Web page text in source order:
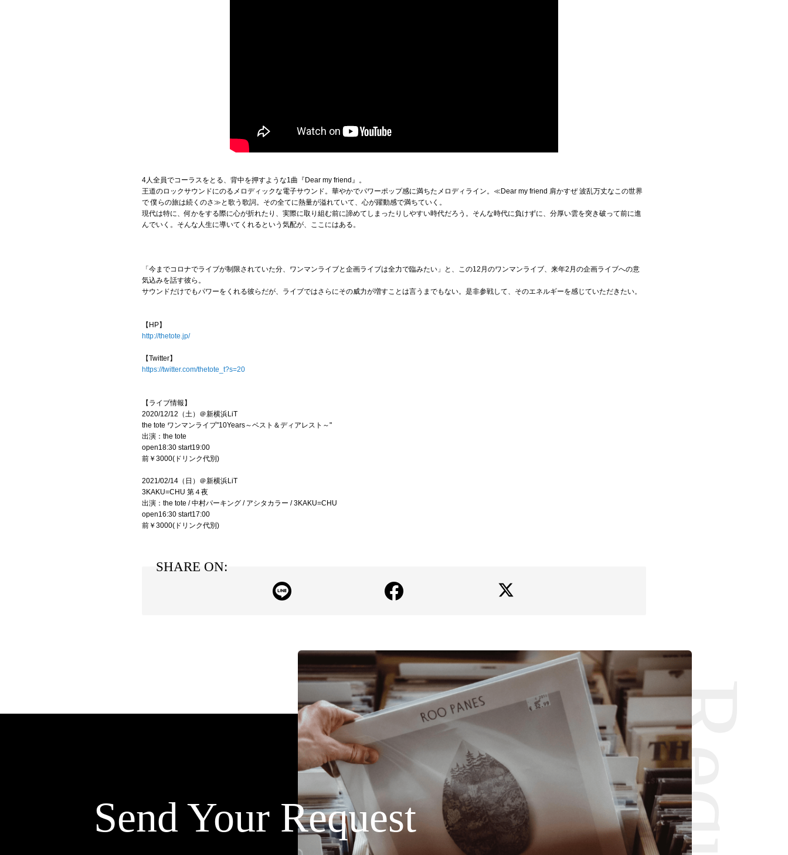
4人全員でコーラスをとる、背中を押すような1曲『Dear my friend』。
王道のロックサウンドにのるメロディックな電子サウンド。華やかでパワーポップ感に満ちたメロディライン。≪Dear my friend 肩かすぜ 波乱万丈なこの世界
で 僕らの旅は続くのさ≫と歌う歌詞。その全てに熱量が溢れていて、心が躍動感で満ちていく。
現代は特に、何かをする際に心が折れたり、実際に取り組む前に諦めてしまったりしやすい時代だろう。そんな時代に負けずに、分厚い雲を突き破って前に進
んでいく。そんな人生に導いてくれるという気配が、ここにはある。
「今までコロナでライブが制限されていた分、ワンマンライブと企画ライブは全力で臨みたい」と、この12月のワンマンライブ、来年2月の企画ライブへの意
気込みを話す彼ら。
サウンドだけでもパワーをくれる彼らだが、ライブではさらにその威力が増すことは言うまでもない。是非参戦して、そのエネルギーを感じていただきたい。
【HP】
http://thetote.jp/
【Twitter】
https://twitter.com/thetote_t?s=20
【ライブ情報】
2020/12/12（土）＠新横浜LiT
the tote ワンマンライブ"10Years～ベスト＆ディアレスト～"
出演：the tote
open18:30 start19:00
前￥3000(ドリンク代別)
2021/02/14（日）＠新横浜LiT
3KAKU=CHU 第４夜
出演：the tote / 中村パーキング / アシタカラー / 3KAKU=CHU
open16:30 start17:00
前￥3000(ドリンク代別)
SHARE ON:
Send Your Request